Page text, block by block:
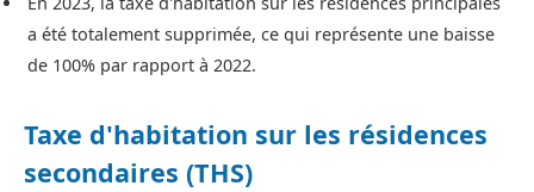
a été totalement supprimée, ce qui représente une baisse
de 100% par rapport à 2022.
Taxe d'habitation sur les résidences
secondaires (THS)